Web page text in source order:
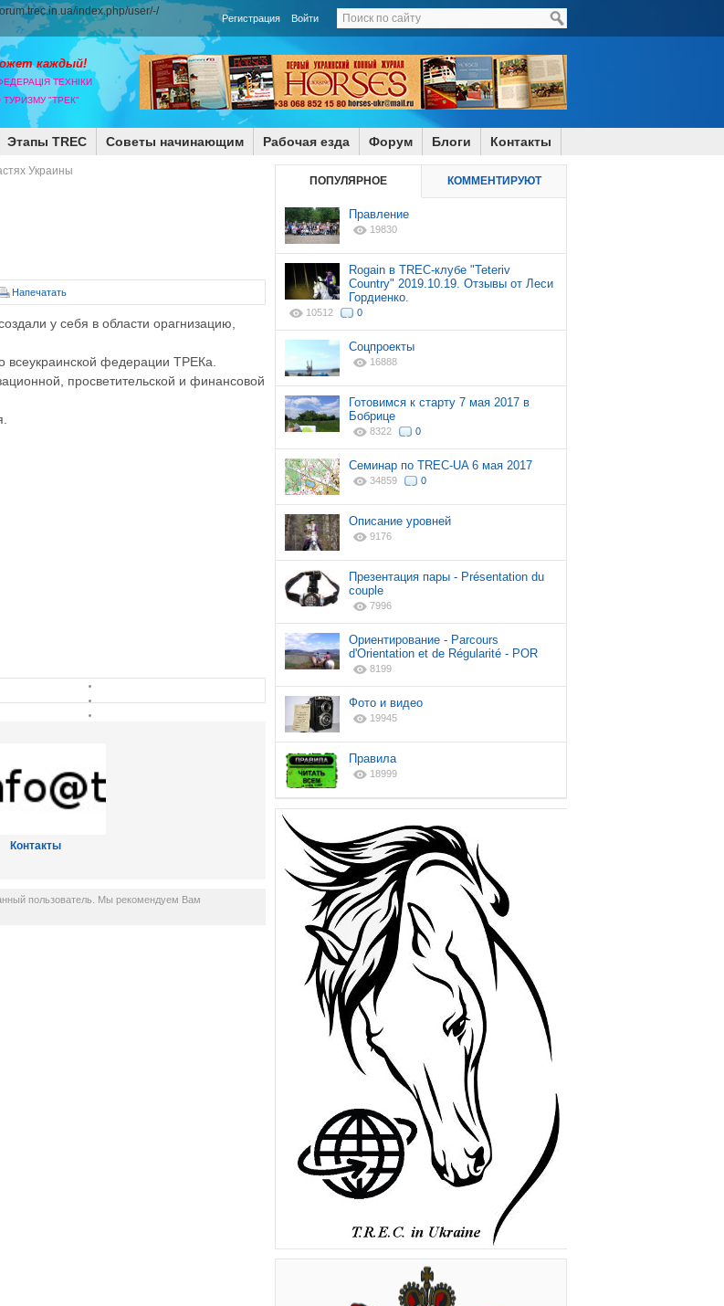
Регистрация Войти
index.php/user/-/
каждый!
ТЕХНІКИ
"ТРЕК"
Этапы TREC Советы начинающим Рабочая езда Форум Блоги Контакты
ПОПУЛЯРНОЕ КОММЕНТИРУЮТ
Правление
19830
Rogain в TREC-клубе "Teteriv
Country" 2019.10.19. Отзывы от Леси
Гордиенко.
10512 0
Соцпроекты
16888
Готовимся к старту 7 мая 2017 в
Бобрице
8322 0
Cеминар по TREC-UA 6 мая 2017
34859 0
Описание уровней
9176
Презентация пары - Présentation du
couple
7996
Ориентирование - Parcours
d'Orientation et de Régularité - POR
8199
Фото и видео
19945
Правила
18999
Украины
Напечатать
у себя в области орагнизацию,
федерации ТРЕКа.
просветительской и финансовой
Контакты
пользователь. Мы рекомендуем Вам